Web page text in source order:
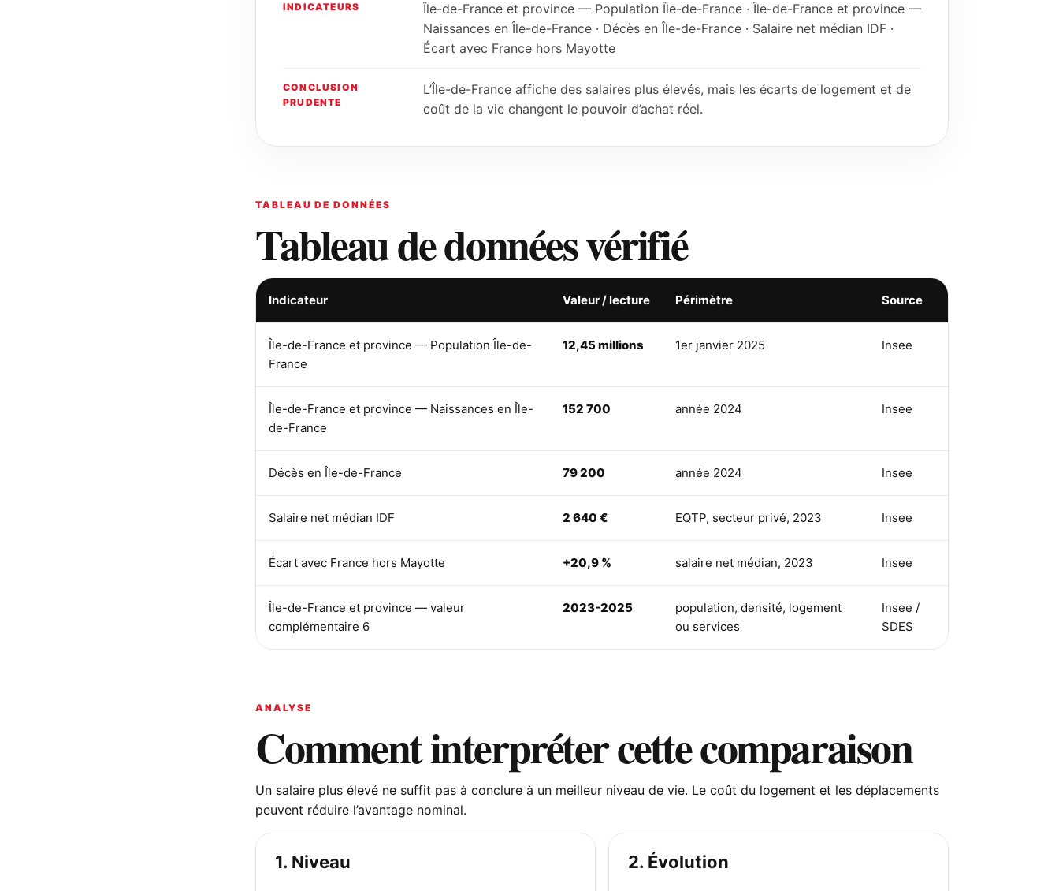
INDICATEURS
Île-de-France et province — Population Île-de-France · Île-de-France et province —
Naissances en Île-de-France · Décès en Île-de-France · Salaire net médian IDF ·
Écart avec France hors Mayotte
CONCLUSION
PRUDENTE
L’Île-de-France affiche des salaires plus élevés, mais les écarts de logement et de
coût de la vie changent le pouvoir d’achat réel.
TABLEAU DE DONNÉES
Tableau de données vérifié
Indicateur Valeur / lecture Périmètre Source
Île-de-France et province — Population Île-de-
France
12,45 millions 1er janvier 2025 Insee
Île-de-France et province — Naissances en Île-
de-France
152 700 année 2024 Insee
Décès en Île-de-France 79 200 année 2024 Insee
Salaire net médian IDF 2 640 € EQTP, secteur privé, 2023 Insee
Écart avec France hors Mayotte +20,9 % salaire net médian, 2023 Insee
Île-de-France et province — valeur
complémentaire 6
2023-2025
population, densité, logement
ou services
Insee /
SDES
ANALYSE
Comment interpréter cette comparaison
Un salaire plus élevé ne suffit pas à conclure à un meilleur niveau de vie. Le coût du logement et les déplacements
peuvent réduire l’avantage nominal.
1. Niveau 2. Évolution